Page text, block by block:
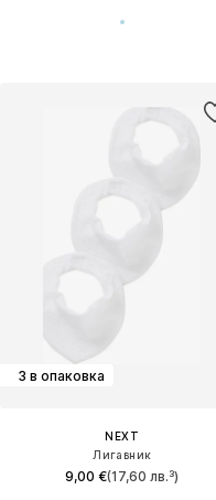
3 в опаковка
NEXT
Лигавник
9,00 €(17,60 лв.³)